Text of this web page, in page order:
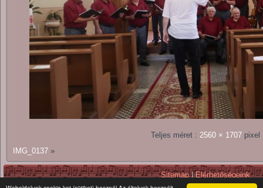
Teljes méret : 2560 × 1707 pixel
IMG_0137 »
Sitemap|Elérhetőségeink
Copyright © 2026. All Rights